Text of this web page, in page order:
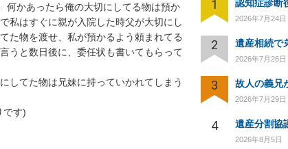
何かあったら俺の大切にしてる物は預か
私はすぐに親が入院した時父が大切にし
た物を渡せ、私が預かるよう頼まれてる
うと数日後に、委任状も書いてもらって
してた物は兄妹に持っていかれてしまう
です)
1 認知症診断
2026年7月24日
2
2026年7月26日
3
2026年7月29日
4 遺産分割協
2026年8月5日